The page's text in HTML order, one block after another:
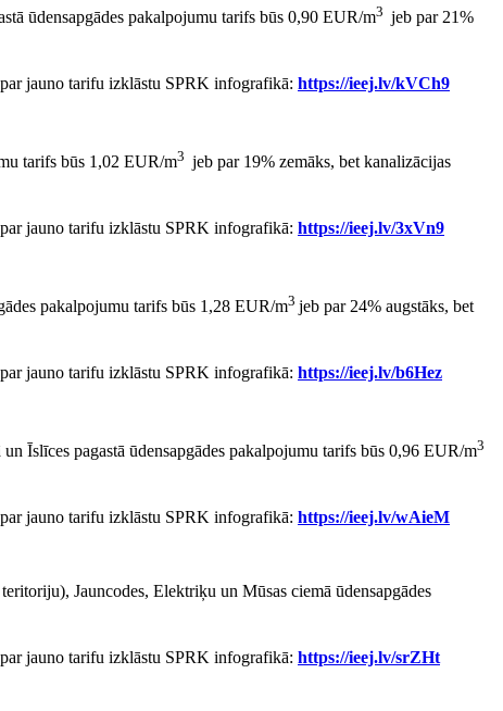
ūdensapgādes pakalpojumu tarifs būs 0,90 EUR/m3 jeb par 21%
jauno tarifu izklāstu SPRK infografikā: https://ieej.lv/kVCh9
tarifs būs 1,02 EUR/m3 jeb par 19% zemāks, bet kanalizācijas
jauno tarifu izklāstu SPRK infografikā: https://ieej.lv/3xVn9
pakalpojumu tarifs būs 1,28 EUR/m3 jeb par 24% augstāks, bet
jauno tarifu izklāstu SPRK infografikā: https://ieej.lv/b6Hez
Īslīces pagastā ūdensapgādes pakalpojumu tarifs būs 0,96 EUR/m3
jauno tarifu izklāstu SPRK infografikā: https://ieej.lv/wAieM
Jauncodes, Elektriķu un Mūsas ciemā ūdensapgādes
jauno tarifu izklāstu SPRK infografikā: https://ieej.lv/srZHt